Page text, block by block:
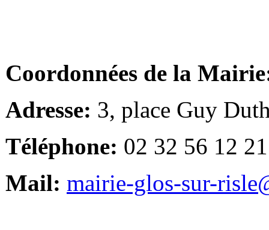
Coordonnées de la
Adresse: 3, place Guy
Téléphone: 02 32 56 12 21
Mail: mairie-glos-sur-